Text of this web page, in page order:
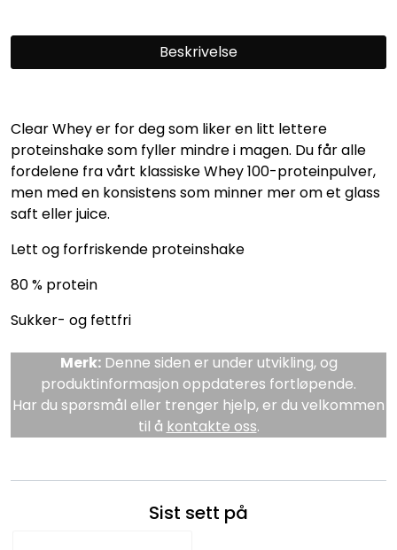
Beskrivelse
Clear Whey er for deg som liker en litt lettere
proteinshake som fyller mindre i magen. Du får alle
fordelene fra vårt klassiske Whey 100-proteinpulver,
men med en konsistens som minner mer om et glass
saft eller juice.
Lett og forfriskende proteinshake
80 % protein
Sukker- og fettfri
Merk:Denne siden er under utvikling, og
produktinformasjon oppdateres fortløpende.
Har du spørsmål eller trenger hjelp, er du velkommen
til å kontakte oss.
Sist sett på